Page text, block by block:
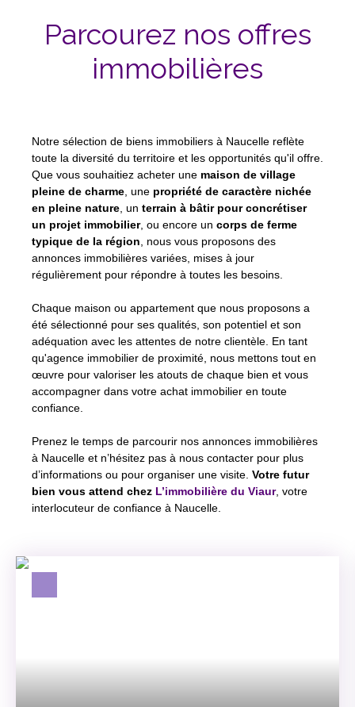
Parcourez nos offres
immobilières
Notre sélection de biens immobiliers à Naucelle reflète
toute la diversité du territoire et les opportunités qu'il offre.
Que vous souhaitiez acheter une maison de village
pleine de charme , une propriété de caractère nichée
en pleine nature , un terrain à bâtir pour concrétiser
un projet immobilier, ou encore un corps de ferme
typique de la région , nous vous proposons des
annonces immobilières variées, mises à jour
régulièrement pour répondre à toutes les besoins.
Chaque maison ou appartement que nous proposons a
été sélectionné pour ses qualités, son potentiel et son
adéquation avec les attentes de notre clientèle. En tant
qu'agence immobilier de proximité, nous mettons tout en
œuvre pour valoriser les atouts de chaque bien et vous
accompagner dans votre achat immobilier en toute
confiance.
Prenez le temps de parcourir nos annonces immobilières
à Naucelle et n’hésitez pas à nous contacter pour plus
d’informations ou pour organiser une visite. Votre futur
bien vous attend chez L’immobilière du Viaur, votre
interlocuteur de confiance à Naucelle.